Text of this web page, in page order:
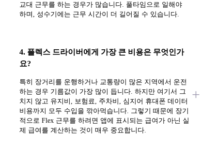
교대 근무를 하는 경우가 많습니다. 풀타임으로 일해야
하며, 성수기에는 근무 시간이 더 길어질 수 있습니다.
4. 플렉스 드라이버에게 가장 큰 비용은 무엇인가
요?
특히 장거리를 운행하거나 교통량이 많은 지역에서 운전
하는 경우 기름값이 가장 많이 듭니다. 하지만 여기서 그
치지 않고 유지비, 보험료, 주차비, 심지어 휴대폰 데이터
비용까지 모두 수입을 깎아먹습니다. 그렇기 때문에 장기
적으로 Flex 근무를 하려면 앱에 표시되는 급여가 아닌 실
제 급여를 계산하는 것이 매우 중요합니다.